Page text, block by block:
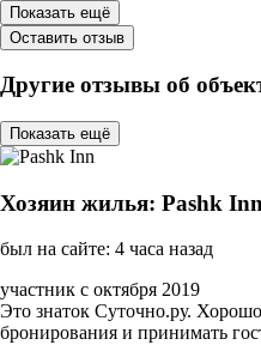
Показать ещё
Оставить отзыв
Другие отзывы об
Показать ещё
Хозяин жилья: Pashk Inn
был на сайте: 4 часа назад
участник с октября 2019
Это знаток Суточно.ру.
бронирования и принимать